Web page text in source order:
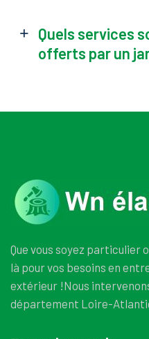
Quels services
offerts par un
Que vous soyez particulier
là pour vos besoins en
extérieur !Nous
département Loire-